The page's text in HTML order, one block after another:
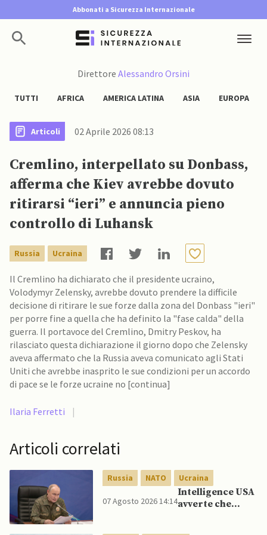
Abbonati a Sicurezza Internazionale
Direttore Alessandro Orsini
TUTTI AFRICA AMERICA LATINA ASIA EUROPA
Articoli 02 Aprile 2026 08:13
Cremlino, interpellato su Donbass,
afferma che Kiev avrebbe dovuto
ritirarsi “ieri” e annuncia pieno
controllo di Luhansk
Russia Ucraina
Il Cremlino ha dichiarato che il presidente ucraino,
Volodymyr Zelensky, avrebbe dovuto prendere la difficile
decisione di ritirare le sue forze dalla zona del Donbass "ieri"
per porre fine a quella che ha definito la "fase calda" della
guerra. Il portavoce del Cremlino, Dmitry Peskov, ha
rilasciato questa dichiarazione il giorno dopo che Zelensky
aveva affermato che la Russia aveva comunicato agli Stati
Uniti che avrebbe inasprito le sue condizioni per un accordo
di pace se le forze ucraine no [continua]
Ilaria Ferretti |
Articoli correlati
Russia NATO Ucraina
07 Agosto 2026 14:14
Intelligence USA
avverte che